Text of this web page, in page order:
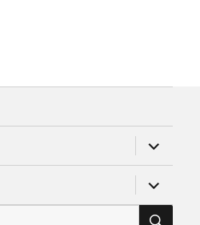
anzeigen
anzeigen